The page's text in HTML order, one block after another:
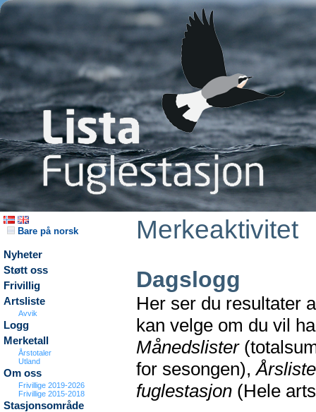
Bare på norsk
Nyheter
Støtt oss
Frivillig
Artsliste
Avvik
Logg
Merketall
Årstotaler
Utland
Om oss
Frivillige 2019-2026
Frivillige 2015-2018
Stasjonsområde
Merkeaktivitet
Dagslogg
Her ser du resultater
kan velge om du vil
Månedslister
for sesongen),
fuglestasjon (Hele